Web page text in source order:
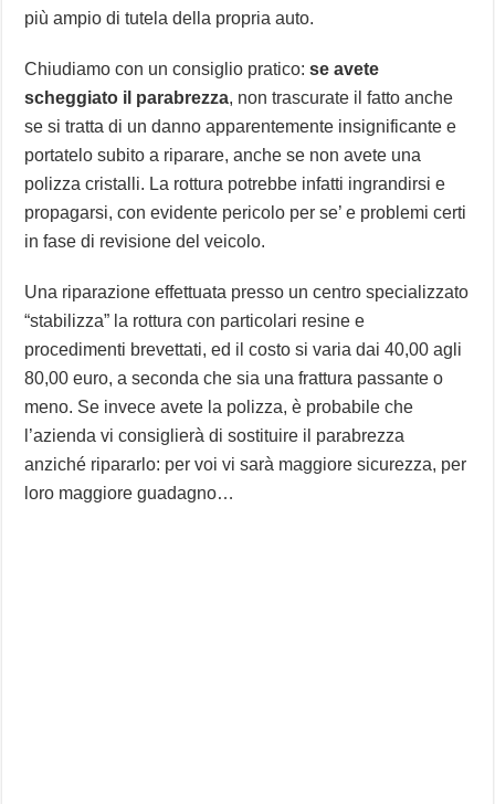
più ampio di tutela della propria auto.
Chiudiamo con un consiglio pratico:se avete
scheggiato il parabrezza, non trascurate il fatto anche
se si tratta di un danno apparentemente insignificante e
portatelo subito a riparare, anche se non avete una
polizza cristalli. La rottura potrebbe infatti ingrandirsi e
propagarsi, con evidente pericolo per se’ e problemi certi
in fase di revisione del veicolo.
Una riparazione effettuata presso un centro specializzato
“stabilizza” la rottura con particolari resine e
procedimenti brevettati, ed il costo si varia dai 40,00 agli
80,00 euro, a seconda che sia una frattura passante o
meno. Se invece avete la polizza, è probabile che
l’azienda vi consiglierà di sostituire il parabrezza
anziché ripararlo: per voi vi sarà maggiore sicurezza, per
loro maggiore guadagno…